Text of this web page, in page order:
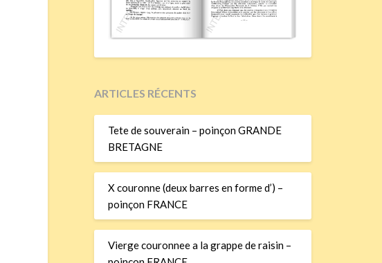
ARTICLES RÉCENTS
Tete de souverain – poinçon GRANDE
BRETAGNE
X couronne (deux barres en forme d’) –
poinçon FRANCE
Vierge couronnee a la grappe de raisin –